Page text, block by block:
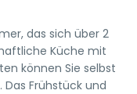
das sich über 2
Küche mit
können Sie selbst
Frühstück und